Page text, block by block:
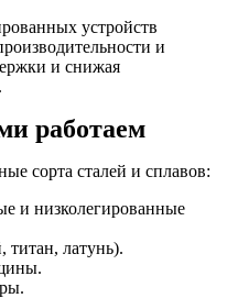
устройств
и
и снижая
работаем
сорта сталей и сплавов:
и низколегированные
латунь).